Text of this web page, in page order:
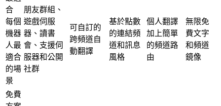
合
每個
機器
人最
適合
的場
景
朋友群組、
遊戲伺服
器、讀書
會、支援伺
服器和公開
社群
可自訂的
跨頻道自
動翻譯
基於點數
的連結頻
道和訊息
風格
個人翻譯
加上簡單
的頻道路
由
無限免
費文字
和頻道
鏡像
免費